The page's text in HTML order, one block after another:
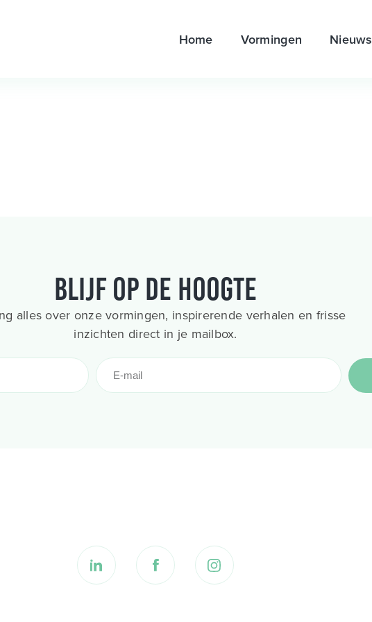
Home Vormingen Nieuws
Blijf op de hoogte
alles over onze vormingen, inspirerende verhalen en frisse
inzichten direct in je mailbox.